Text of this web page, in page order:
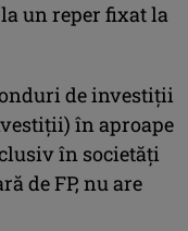
un reper fixat la
de investiţii
în aproape
în societăţi
de FP, nu are